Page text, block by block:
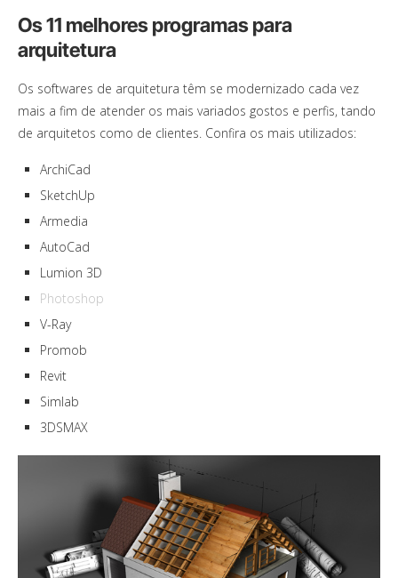
Os 11 melhores programas para
arquitetura
Os softwares de arquitetura têm se modernizado cada vez
mais a fim de atender os mais variados gostos e perfis, tando
de arquitetos como de clientes. Confira os mais utilizados:
ArchiCad
SketchUp
Armedia
AutoCad
Lumion 3D
Photoshop
V-Ray
Promob
Revit
Simlab
3DSMAX